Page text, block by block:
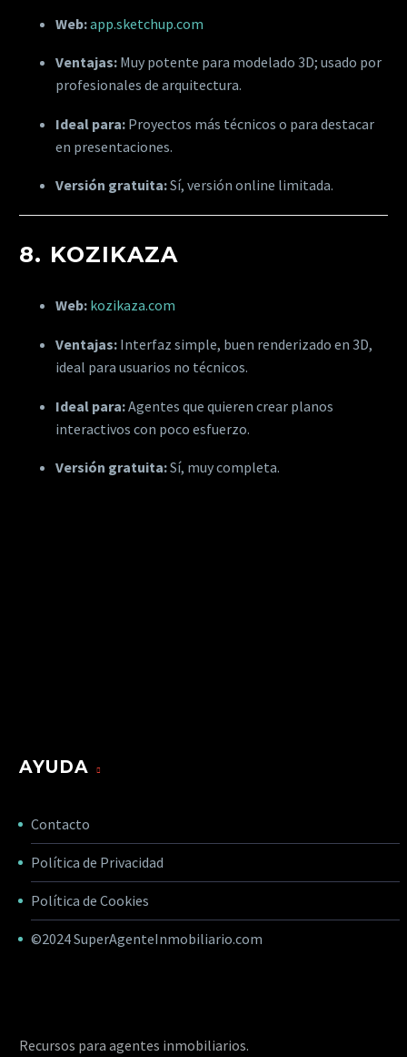
Web:app.sketchup.com
Ventajas: Muy potente para modelado 3D; usado por
profesionales de arquitectura.
Ideal para: Proyectos más técnicos o para destacar
en presentaciones.
Versión gratuita:Sí, versión online limitada.
8. KOZIKAZA
Web: kozikaza.com
Ventajas: Interfaz simple, buen renderizado en 3D,
ideal para usuarios no técnicos.
Ideal para:Agentes que quieren crear planos
interactivos con poco esfuerzo.
Versión gratuita:Sí, muy completa.
AYUDA
Contacto
Política de Privacidad
Política de Cookies
©2024SuperAgenteInmobiliario.com
Recursos para agentes inmobiliarios.